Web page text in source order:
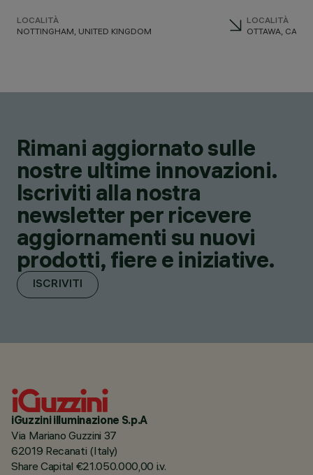
LOCALITÀ
NOTTINGHAM, UNITED KINGDOM
LOCALITÀ
OTTAWA,
Rimani aggiornato sulle
nostre ultime innovazioni.
Iscriviti alla nostra
newsletter per ricevere
aggiornamenti su nuovi
prodotti, fiere e iniziative.
ISCRIVITI
iGuzzini illuminazione S.p.A
Via Mariano Guzzini 37
62019 Recanati (Italy)
Share Capital €21.050.000,00 i.v.